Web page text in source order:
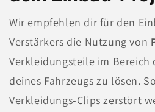
Wir empfehlen dir für den
Verstärkers die Nutzung von
Verkleidungsteile im Bereich
deines Fahrzeugs zu lösen.
Verkleidungs-Clips zerstört